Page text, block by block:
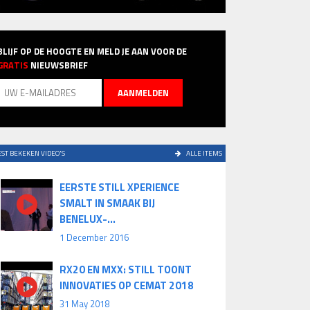
OP DE HOOGTE EN MELD JE AAN VOOR DE
NIEUWSBRIEF
BEKEKEN VIDEO'S ALLE ITEMS
EERSTE STILL XPERIENCE
SMALT IN SMAAK BIJ
BENELUX-...
1 December 2016
RX20 EN MXX: STILL TOONT
INNOVATIES OP CEMAT 2018
31 May 2018